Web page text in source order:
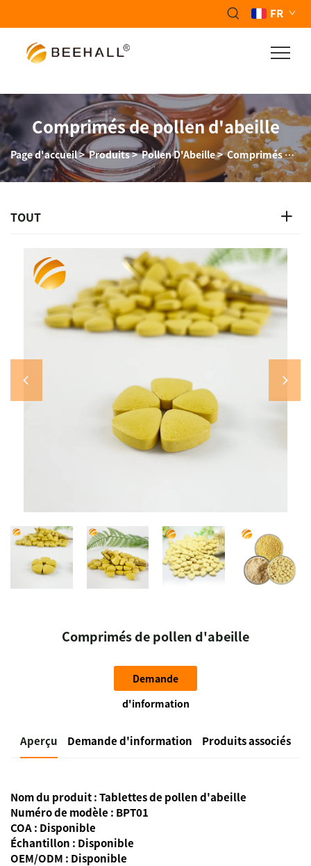
FR
Comprimés de pollen d'abeille
Page d'accueil>Produits>Pollen D'Abeille>Comprimés De Pollen D'Abeille
TOUT
Comprimés de pollen d'abeille
Demande
d'information
Aperçu Demande d'information Produits associés
Nom du produit : Tablettes de pollen d'abeille
Numéro de modèle : BPT01
COA : Disponible
Échantillon : Disponible
OEM/ODM : Disponible